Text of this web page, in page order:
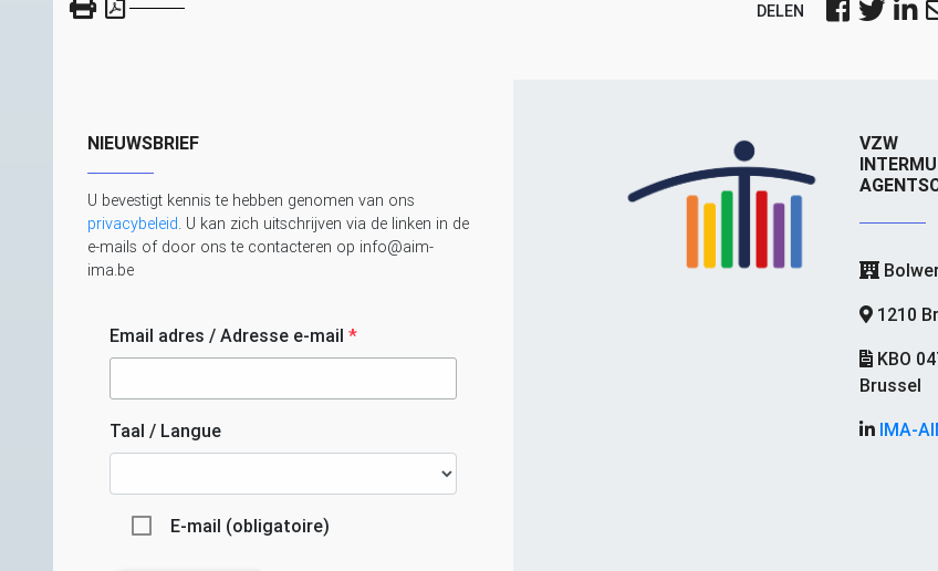
DELEN
NIEUWSBRIEF
U bevestigt kennis te hebben genomen van ons
privacybeleid. U kan zich uitschrijven via de linken in de
e-mails of door ons te contacteren op info@aim-
ima.be
Email adres / Adresse e-mail *
Taal / Langue
E-mail (obligatoire)
VZW
1210
KBO
Brussel
IMA-